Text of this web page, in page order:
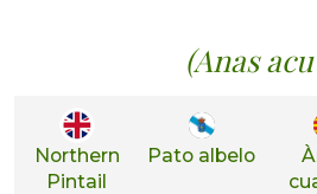
(Anas
Northern
Pintail
Pato albelo